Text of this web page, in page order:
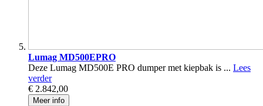
Lumag MD500EPRO
Deze Lumag MD500E PRO dumper met kiepbak is ... Lees
verder
€ 2.842,00
Meer info